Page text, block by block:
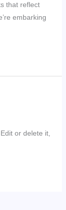
that reflect
embarking
or delete it,